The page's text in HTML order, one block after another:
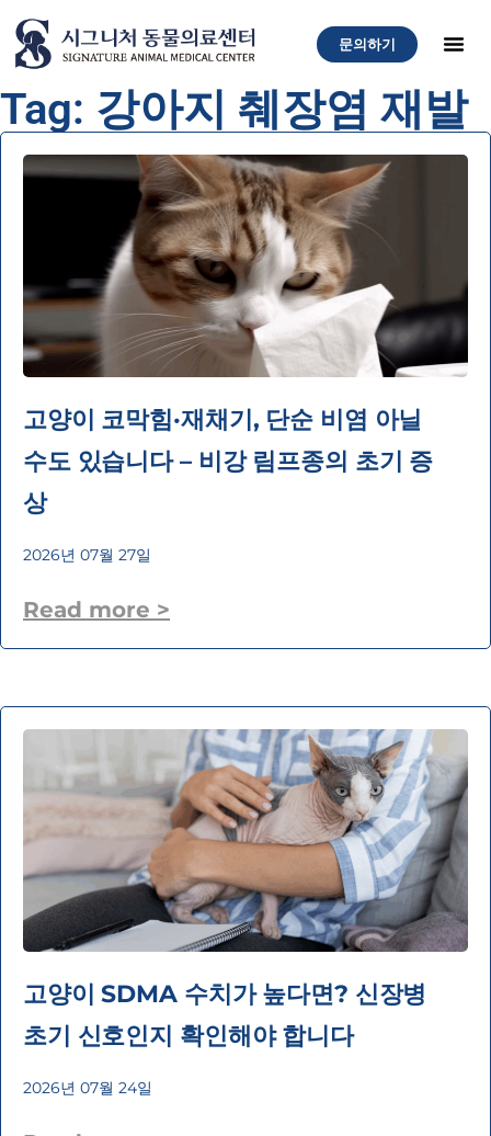
문의하기
Tag: 강아지 췌장염 재발
고양이 코막힘·재채기, 단순 비염 아닐
수도 있습니다 – 비강 림프종의 초기 증
상
2026년 07월 27일
Read more >
고양이 SDMA 수치가 높다면? 신장병
초기 신호인지 확인해야 합니다
2026년 07월 24일